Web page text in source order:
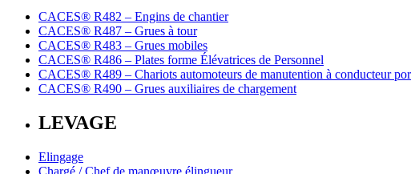
CACES® R482 – Engins de chantier
CACES® R487 – Grues à tour
CACES® R483 – Grues mobiles
CACES® R486 – Plates forme Élévatrices de Personnel
CACES® R489 – Chariots automoteurs de manutention à conducteur
CACES® R490 – Grues auxiliaires de chargement
LEVAGE
Elingage
Chargé / Chef de manœuvre élingueur